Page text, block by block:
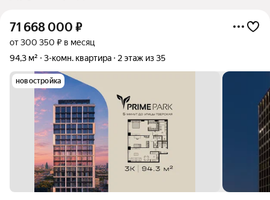
71 668 000 ₽
от 300 350 ₽ в месяц
94,3 м²
3-комн. квартира 2 этаж из 35
новостройка